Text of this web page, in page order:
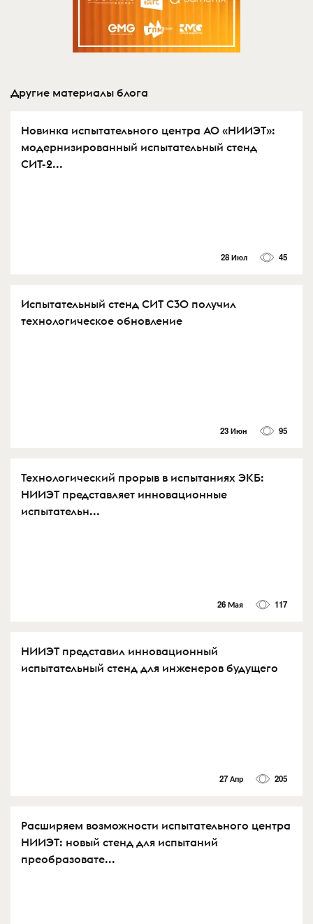
Другие материалы блога
Новинка испытательного центра АО «НИИЭТ»:
модернизированный испытательный стенд
СИТ-2...
28 Июл 45
Испытательный стенд СИТ С30 получил
технологическое обновление
23 Июн 95
Технологический прорыв в испытаниях ЭКБ:
НИИЭТ представляет инновационные
испытательн...
26 Мая 117
НИИЭТ представил инновационный
испытательный стенд для инженеров будущего
27 Апр 205
Расширяем возможности испытательного центра
НИИЭТ: новый стенд для испытаний
преобразовате...